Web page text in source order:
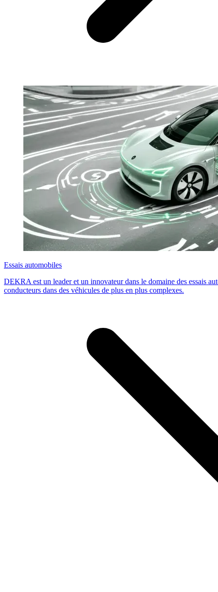
Essais automobiles
DEKRA est un leader et un innovateur dans le domaine des essais
conducteurs dans des véhicules de plus en plus complexes.